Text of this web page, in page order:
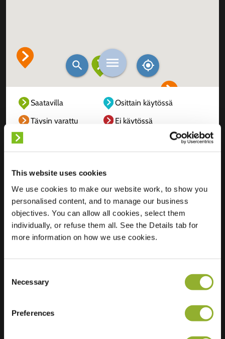
This website uses cookies
We use cookies to make our website work, to show you
personalised content, and to manage our business
objectives. You can allow all cookies, select them
individually, or refuse them all. See the Details tab for
more information on how we use cookies.
Selection
Necessary
Preferences
Saatavilla
Osittain käytössä
Täysin varattu
Ei käytössä
Sijainti
Sint Willebrordstraat
1
5014 CA Tilburg